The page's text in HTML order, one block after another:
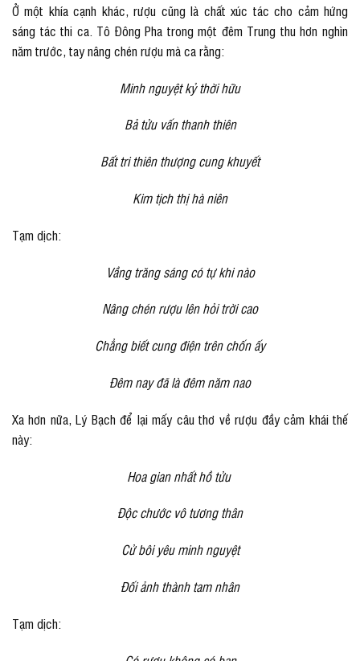
Ở một khía cạnh khác, rượu cũng là chất xúc tác cho cảm hứng
sáng tác thi ca. Tô Đông Pha trong một đêm Trung thu hơn nghìn
năm trước, tay nâng chén rượu mà ca rằng:
Minh nguyệt kỷ thời hữu
Bả tửu vấn thanh thiên
Bất tri thiên thượng cung khuyết
Kim tịch thị hà niên
Tạm dịch:
Vầng trăng sáng có tự khi nào
Nâng chén rượu lên hỏi trời cao
Chẳng biết cung điện trên chốn ấy
Đêm nay đã là đêm năm nao
Xa hơn nữa, Lý Bạch để lại mấy câu thơ về rượu đầy cảm khái thế
này:
Hoa gian nhất hồ tửu
Độc chước vô tương thân
Cử bôi yêu minh nguyệt
Đối ảnh thành tam nhân
Tạm dịch: